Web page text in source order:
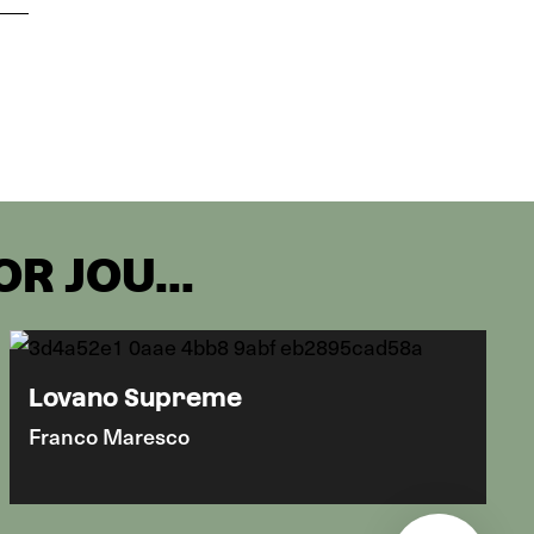
JOU...
Lovano Supreme
Franco Maresco